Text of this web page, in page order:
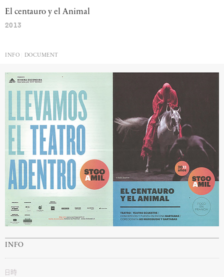
El centauro y el Animal
2013
INFO DOCUMENT
INFO
日時